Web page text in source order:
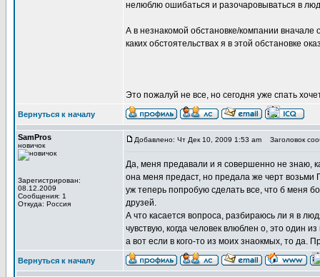
нелюблю ошибаться и разочаровываться в
А в незнакомой обстановке/компании
каких обстоятельствах я в этой обстановке
Это пожалуй не все, но сегодня уже спать
Вернуться к началу
SamPros
новичок
Зарегистрирован:
08.12.2009
Сообщения: 1
Откуда: Россия
Добавлено: Чт Дек 10, 2009 1:53 am Заголовок
Да, меня предавали и я совершенно не знаю,
она меня предаст, но предала же черт возьми
уж теперь попробую сделать все, что б меня
друзей.
А что касается вопроса, разбираюсь ли я в
чувствую, когда человек влюблен о, это один
а вот если в кого-то из моих знаокмых, то да.
Вернуться к началу